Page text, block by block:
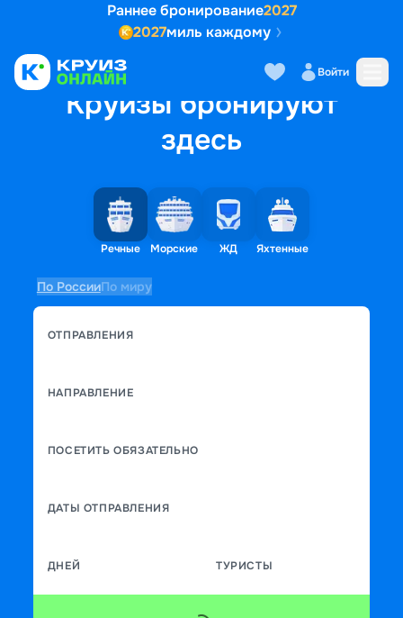
Раннее бронирование2027
2027миль каждому
Войти
Круизы бронируют
здесь
Речные Морские ЖД Яхтенные
По РоссииПо миру
ОТПРАВЛЕНИЯ
НАПРАВЛЕНИЕ
ПОСЕТИТЬ ОБЯЗАТЕЛЬНО
ДАТЫ ОТПРАВЛЕНИЯ
ДНЕЙ ТУРИСТЫ